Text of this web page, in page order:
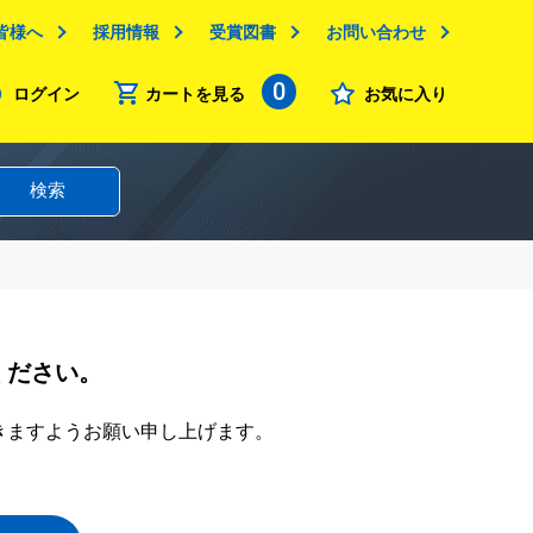
様へ 採用情報 受賞図書 お問い合わせ
ログイン カートを見る 0 お気に入り
検索
さい。
すようお願い申し上げます。